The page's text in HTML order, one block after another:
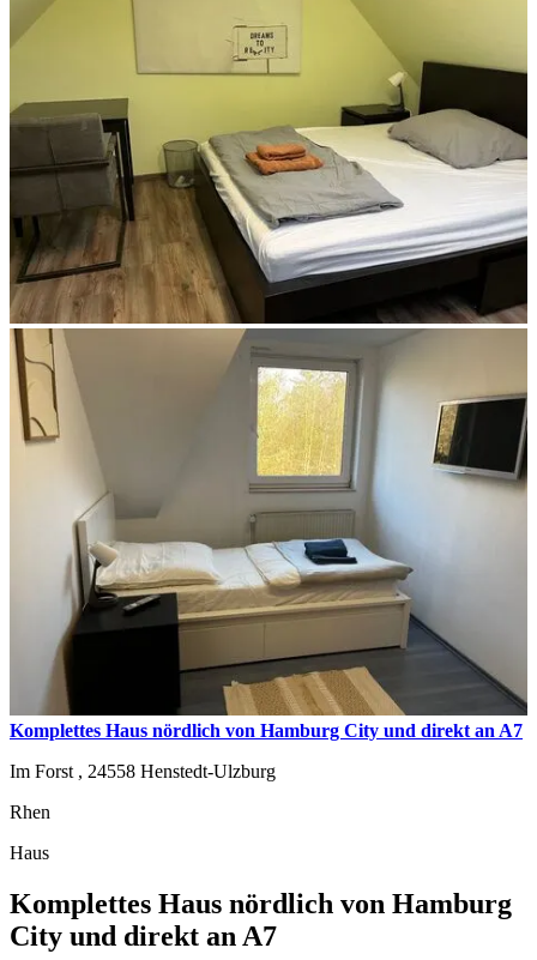
Komplettes Haus nördlich von Hamburg City und direkt an A7
Im Forst , 24558 Henstedt-Ulzburg
Rhen
Haus
Komplettes Haus nördlich von Hamburg
City und direkt an A7